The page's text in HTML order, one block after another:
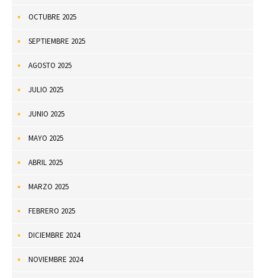
OCTUBRE 2025
SEPTIEMBRE 2025
AGOSTO 2025
JULIO 2025
JUNIO 2025
MAYO 2025
ABRIL 2025
MARZO 2025
FEBRERO 2025
DICIEMBRE 2024
NOVIEMBRE 2024